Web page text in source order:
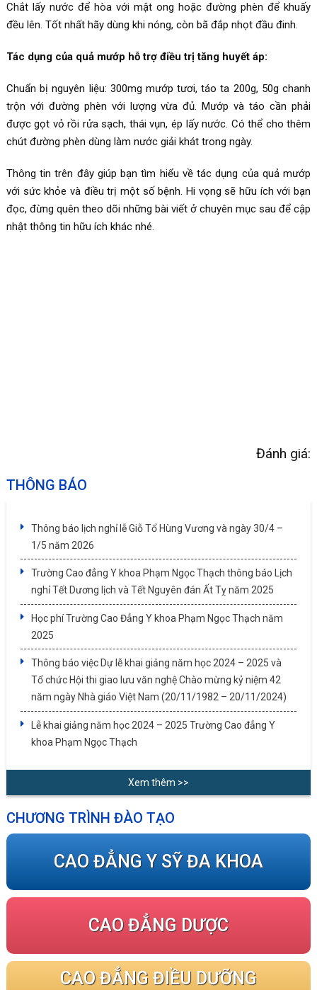
Chắt lấy nước để hòa với mật ong hoặc đường phèn để khuấy
đều lên. Tốt nhất hãy dùng khi nóng, còn bã đắp nhọt đầu đinh.
Tác dụng của quả mướp hỗ trợ điều trị tăng huyết áp:
Chuẩn bị nguyên liệu: 300mg mướp tươi, táo ta 200g, 50g chanh
trộn với đường phèn với lượng vừa đủ. Mướp và táo cần phải
được gọt vỏ rồi rửa sạch, thái vụn, ép lấy nước. Có thể cho thêm
chút đường phèn dùng làm nước giải khát trong ngày.
Thông tin trên đây giúp bạn tìm hiểu về tác dụng của quả mướp
với sức khỏe và điều trị một số bệnh. Hi vọng sẽ hữu ích với bạn
đọc, đừng quên theo dõi những bài viết ở chuyên mục sau để cập
nhật thông tin hữu ích khác nhé.
Đánh giá:
THÔNG BÁO
Thông báo lịch nghỉ lễ Giỗ Tổ Hùng Vương và ngày 30/4 –
1/5 năm 2026
Trường Cao đẳng Y khoa Phạm Ngọc Thạch thông báo Lịch
nghỉ Tết Dương lịch và Tết Nguyên đán Ất Tỵ năm 2025
Học phí Trường Cao Đẳng Y khoa Phạm Ngọc Thạch năm
2025
Thông báo việc Dự lễ khai giảng năm học 2024 – 2025 và
Tổ chức Hội thi giao lưu văn nghệ Chào mừng kỷ niệm 42
năm ngày Nhà giáo Việt Nam (20/11/1982 – 20/11/2024)
Lễ khai giảng năm học 2024 – 2025 Trường Cao đẳng Y
khoa Phạm Ngọc Thạch
Xem thêm >>
CHƯƠNG TRÌNH ĐÀO TẠO
CAO ĐẲNG Y SỸ ĐA KHOA
CAO ĐẲNG DƯỢC
CAO ĐẲNG ĐIỀU DƯỠNG